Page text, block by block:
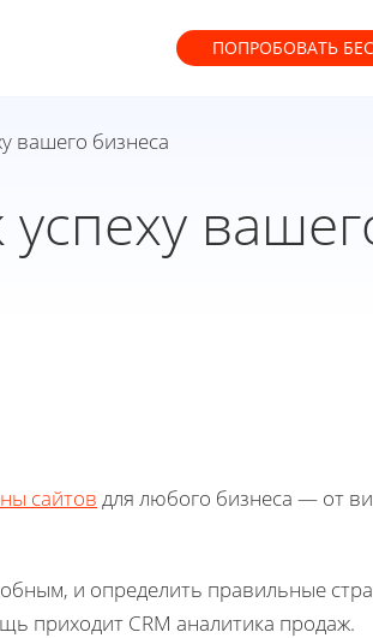
ПОПРОБОВАТЬ
вашего бизнеса
сайтов для любого бизнеса — от
и определить правильные
приходит CRM аналитика продаж.